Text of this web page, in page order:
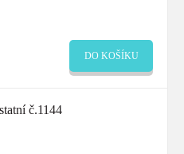
DO KOŠÍKU
č.1144